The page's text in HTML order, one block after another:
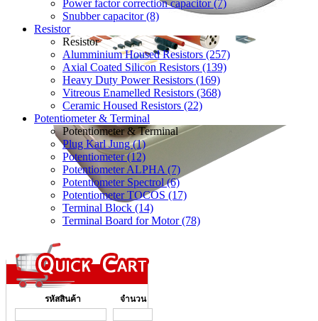
Power factor correction capacitor (7)
Snubber capacitor (8)
Resistor
Resistor
Alumminium Housed Resistors (257)
Axial Coated Silicon Resistors (139)
Heavy Duty Power Resistors (169)
Vitreous Enamelled Resistors (368)
Ceramic Housed Resistors (22)
Potentiometer & Terminal
Potentiometer & Terminal
Plug Karl Jung (1)
Potentiometer (12)
Potentiometer ALPHA (7)
Potentiometer Spectrol (6)
Potentiometer TOCOS (17)
Terminal Block (14)
Terminal Board for Motor (78)
รหัสสินค้า จำนวน